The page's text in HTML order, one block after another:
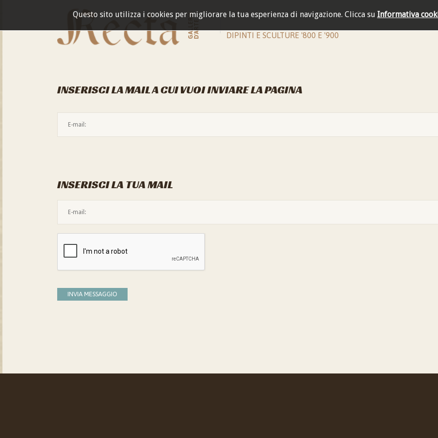
Questo sito utilizza i cookies per migliorare la tua esperienza di navigazione. Clicca su Informativa
GALLERIAD'ARTE DIPINTI E SCULTURE '800 E '900
INSERISCI LA MAIL A CUI VUOI INVIARE LA PAGINA
INSERISCI LA TUA MAIL
INVIA MESSAGGIO